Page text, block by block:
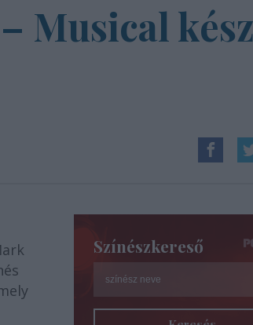
Musical
Színészkereső